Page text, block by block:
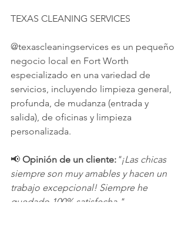
TEXAS CLEANING SERVICES
@texascleaningservices es un pequeño
negocio local en Fort Worth
especializado en una variedad de
servicios, incluyendo limpieza general,
profunda, de mudanza (entrada y
salida), de oficinas y limpieza
personalizada.
📢 Opinión de un cliente: "¡Las chicas
siempre son muy amables y hacen un
trabajo excepcional! Siempre he
quedado 100% satisfecha."